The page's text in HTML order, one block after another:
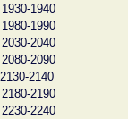
1930-1940
1980-1990
2030-2040
2080-2090
2130-2140
2180-2190
2230-2240